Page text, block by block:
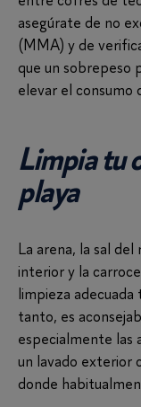
asegúrate de no
(MMA) y de
que un sobrepeso
elevar el consumo
Limpia tu
playa
La arena, la sal
interior y la
limpieza adecuada
tanto, es
especialmente las
un lavado exterior
donde